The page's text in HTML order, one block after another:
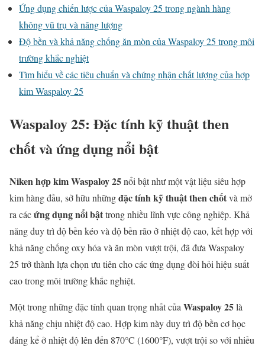
Ứng dụng chiến lược của Waspaloy 25 trong ngành hàng
không vũ trụ và năng lượng
Độ bền và khả năng chống ăn mòn của Waspaloy 25 trong môi
trường khắc nghiệt
Tìm hiểu về các tiêu chuẩn và chứng nhận chất lượng của hợp
kim Waspaloy 25
Waspaloy 25: Đặc tính kỹ thuật then
chốt và ứng dụng nổi bật
Niken hợp kim Waspaloy 25nổi bật như một vật liệu siêu hợp
kim hàng đầu, sở hữu nhữngđặc tính kỹ thuật then chốtvà mở
ra cácứng dụng nổi bậttrong nhiều lĩnh vực công nghiệp. Khả
năng duy trì độ bền kéo và độ bền rão ở nhiệt độ cao, kết hợp với
khả năng chống oxy hóa và ăn mòn vượt trội, đã đưa Waspaloy
25 trở thành lựa chọn ưu tiên cho các ứng dụng đòi hỏi hiệu suất
cao trong môi trường khắc nghiệt.
Một trong những đặc tính quan trọng nhất của Waspaloy 25là
khả năng chịu nhiệt độ cao. Hợp kim này duy trì độ bền cơ học
đáng kể ở nhiệt độ lên đến 870°C (1600°F), vượt trội so với nhiều